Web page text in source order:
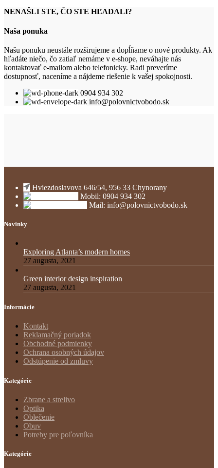
NENAŠLI STE, ČO STE HĽADALI?
Naša ponuka
Našu ponuku neustále rozširujeme a dopĺňame o nové produkty. Ak
hľadáte niečo, čo zatiaľ nemáme v e-shope, neváhajte nás
kontaktovať e-mailom alebo telefonicky. Radi preveríme
dostupnosť, naceníme a nájdeme riešenie k vašej spokojnosti.
0904 934 302
info@polovnictvobodo.sk
Hviezdoslavova 646/54, 956 33 Chynorany
Mobil: 0904 934 302
Mail: info@polovnictvobodo.sk
Novinky
Exploring Atlanta’s modern homes
27 augusta, 2021
Green interior design inspiration
27 augusta, 2021
Informácie
Kontakt
Reklamačný poriadok
Obchodné podmienky
Ochrana osobných údajov
Odstúpenie od zmluvy
Kategórie
Zbrane a strelivo
Optika
Oblečenie
Obuv
Potreby pre poľovníka
Kategórie